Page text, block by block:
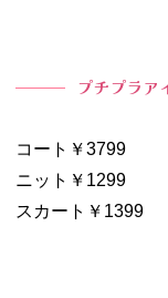
プチプラア
コート￥3799
ニット￥1299
スカート￥1399